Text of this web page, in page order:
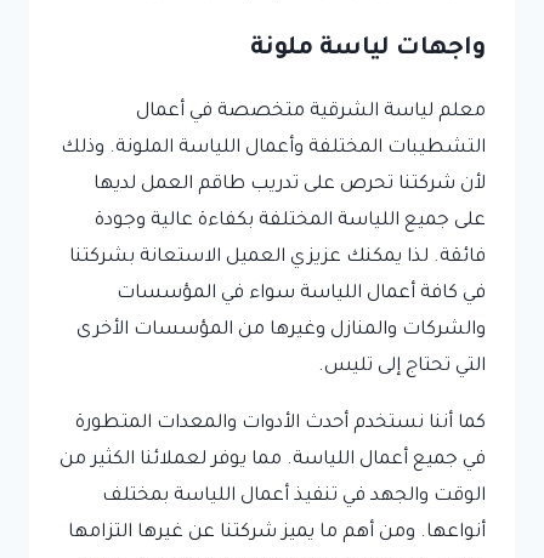
واجهات لياسة ملونة
معلم لياسة الشرقية متخصصة في أعمال
التشطيبات المختلفة وأعمال اللياسة الملونة. وذلك
لأن شركتنا تحرص على تدريب طاقم العمل لديها
على جميع اللياسة المختلفة بكفاءة عالية وجودة
فائقة. لذا يمكنك عزيزي العميل الاستعانة بشركتنا
في كافة أعمال اللياسة سواء في المؤسسات
والشركات والمنازل وغيرها من المؤسسات الأخرى
التي تحتاج إلى تليس.
كما أننا نستخدم أحدث الأدوات والمعدات المتطورة
في جميع أعمال اللياسة. مما يوفر لعملائنا الكثير من
الوقت والجهد في تنفيذ أعمال اللياسة بمختلف
أنواعها. ومن أهم ما يميز شركتنا عن غيرها التزامها